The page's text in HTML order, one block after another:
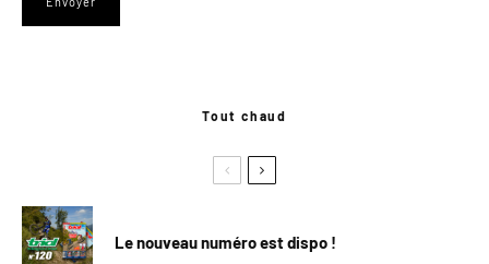
Tout chaud
Le nouveau numéro est dispo !